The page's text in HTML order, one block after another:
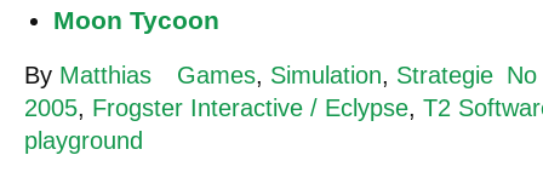
Moon Tycoon
By Matthias Games, Simulation, Strategie
2005, Frogster Interactive / Eclypse, T2
playground